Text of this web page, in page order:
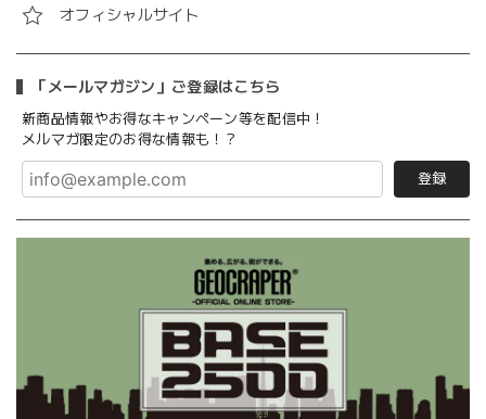
オフィシャルサイト
「メールマガジン」ご登録はこちら
新商品情報やお得なキャンペーン等を配信中！
メルマガ限定のお得な情報も！？
登録